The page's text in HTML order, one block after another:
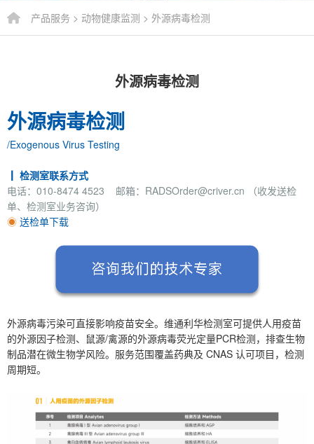
产品服务 > 动物健康监测 > 外源病毒检测
外源病毒检测
外源病毒检测
/Exogenous Virus Testing
┃ 检测室联系方式
电话：010-8474 4523 邮箱：RADSOrder@criver.cn （收发送检
单、检测室业务咨询）
◉ 送检单下载
外源病毒污染可直接影响疫苗安全。维通利华检测室可提供人用疫苗
的外源因子检测、鼠源/禽源的外源病毒荧光定量PCR检测，排查生物
制品潜在微生物学风险。服务范围覆盖药典及 CNAS 认可项目，检测
周期短。